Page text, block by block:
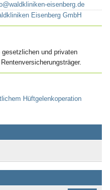
eisenberg.de
Eisenberg GmbH
und privaten
Hüftgelenkoperation